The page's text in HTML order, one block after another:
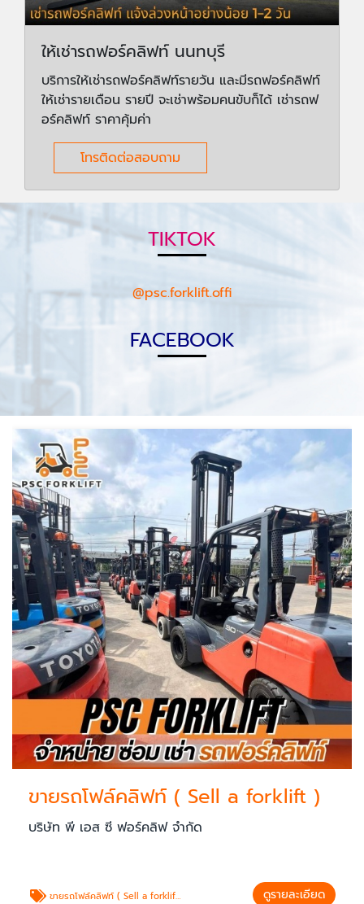
ให้เช่ารถฟอร์คลิฟท์ นนทบุรี
บริการให้เช่ารถฟอร์คลิฟท์รายวัน และมีรถฟอร์คลิฟท์
ให้เช่ารายเดือน รายปี จะเช่าพร้อมคนขับก็ได้ เช่ารถฟ
อร์คลิฟท์ ราคาคุ้มค่า
โทรติดต่อสอบถาม
TIKTOK
@psc.forklift.offi
FACEBOOK
ขายรถโฟล์คลิฟท์ ( Sell a forklift )
บริษัท พี เอส ซี ฟอร์คลิฟ จำกัด
ขายรถโฟล์คลิฟท์ ( Sell a forklift ) ดูรายละเอียด